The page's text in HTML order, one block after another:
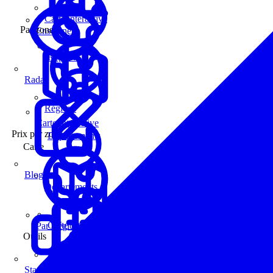
Enseignes
Carte interactive
Prix par zone
Par Région
Régions
Départements
Carte
Carte interactive
Outils
Carte interactive
Par zone
Régions
Départements
Radar
Blog
Statistiques